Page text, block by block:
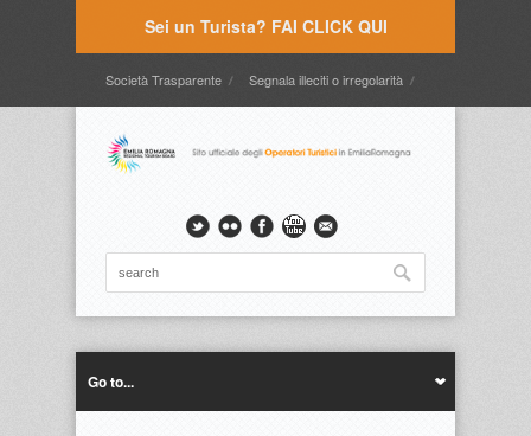
Sei un Turista? FAI CLICK QUI
Società Trasparente Segnala illeciti o irregolarità
Timbrature
Go to...